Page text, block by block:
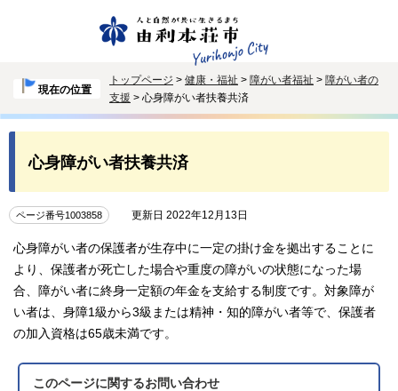
現在の位置
トップページ > 健康・福祉 > 障がい者福祉 > 障がい者の
支援 > 心身障がい者扶養共済
心身障がい者扶養共済
ページ番号1003858 更新日 2022年12月13日
心身障がい者の保護者が生存中に一定の掛け金を拠出することに
より、保護者が死亡した場合や重度の障がいの状態になった場
合、障がい者に終身一定額の年金を支給する制度です。対象障が
い者は、身障1級から3級または精神・知的障がい者等で、保護者
の加入資格は65歳未満です。
このページに関するお問い合わせ